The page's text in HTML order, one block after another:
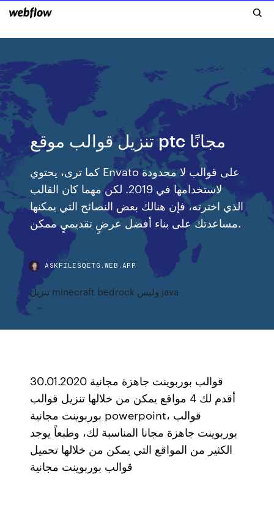
تنزيل قوالب موقع ptc مجانًا
كما ترى، يحتوي Envato على قوالب لا محدودة
لاستخدامها في 2019. لكن مهما كان القالب
الذي اخترته، فإن هنالك بعض النصائح التي يمكنها
مساعدتك على بناء أفضل عرضٍ تقديميٍ ممكن.
ASKFILESQETG.WEB.APP
تنزيل minecraft bedrock وليس java
30.01.2020 قوالب بوربوينت جاهزة مجانية
أقدم لك 4 مواقع يمكن من خلالها تنزيل قوالب
بوربوينت مجانية powerpoint، قوالب
بوربوينت جاهزة مجانا المناسبة لك، وطبعاً يوجد
الكثير من المواقع التي يمكن من خلالها تحميل
قوالب بوربوينت مجانية